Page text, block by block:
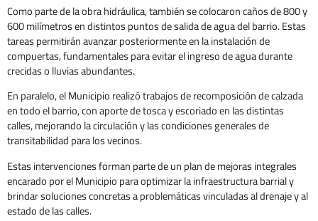
Como parte de la obra hidráulica, también se colocaron caños de 800 y
600 milímetros en distintos puntos de salida de agua del barrio. Estas
tareas permitirán avanzar posteriormente en la instalación de
compuertas, fundamentales para evitar el ingreso de agua durante
crecidas o lluvias abundantes.
En paralelo, el Municipio realizó trabajos de recomposición de calzada
en todo el barrio, con aporte de tosca y escoriado en las distintas
calles, mejorando la circulación y las condiciones generales de
transitabilidad para los vecinos.
Estas intervenciones forman parte de un plan de mejoras integrales
encarado por el Municipio para optimizar la infraestructura barrial y
brindar soluciones concretas a problemáticas vinculadas al drenaje y al
estado de las calles.